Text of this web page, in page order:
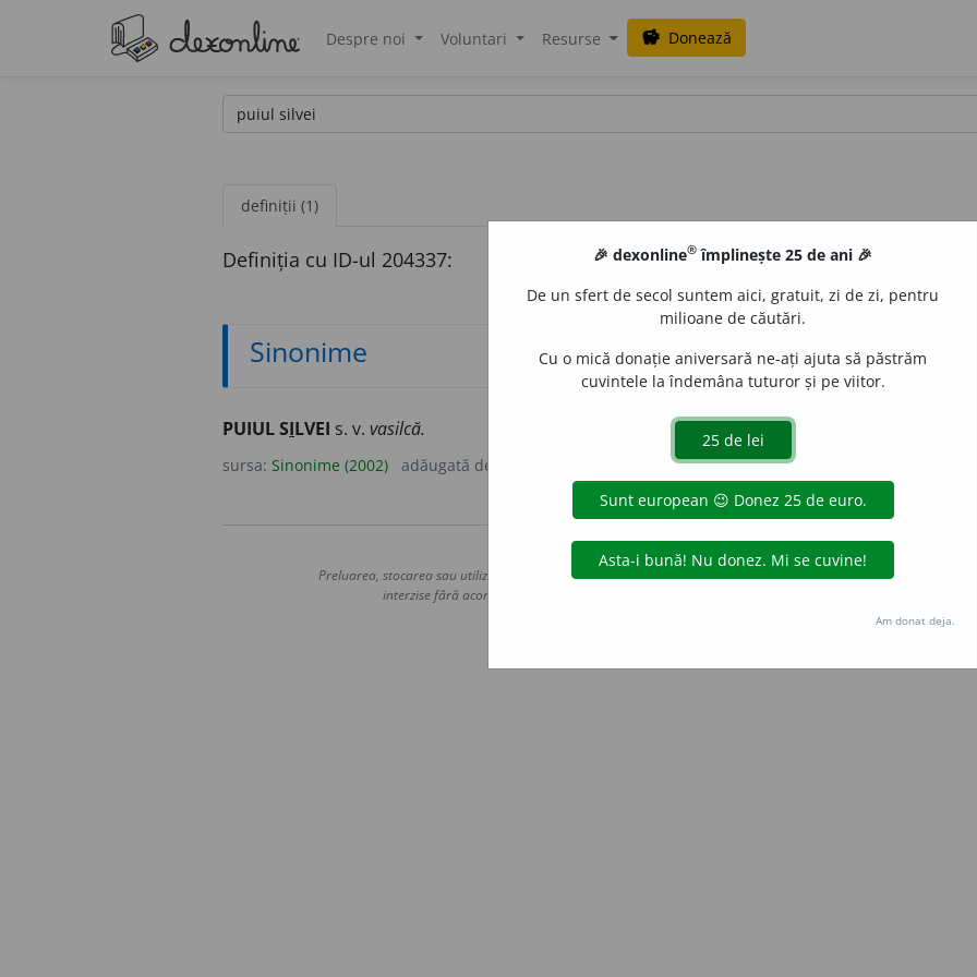
Despre noi Voluntari Resurse savings Donează
definiții (1)
Definiția cu ID-ul 204337:
Sinonime
PUIUL SILVEI s. v. vasilcă.
sursa: Sinonime (2002) adăugată de
Copyright © 2004-2026 dexonline (https://dexonline.ro)
Preluarea, stocarea sau utilizarea datelor de pe acest site, inclusiv prin orice metode de extragere automată
interzise fără acordul nostru prealabil scris, cu excepția seturilor de date oferite oficial spre utilizare
Hosterion
🎉 dexonline® împlinește 25 de ani 🎉
De un sfert de secol suntem aici, gratuit, zi de zi, pentru
milioane de căutări.
Cu o mică donație aniversară ne-ați ajuta să păstrăm
cuvintele la îndemâna tuturor și pe viitor.
Am donat deja.